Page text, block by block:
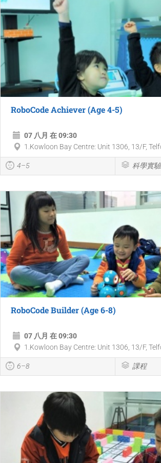
RoboCode Achiever (Age 4-5)
07 八月 在 09:30
1.Kowloon Bay Centre: Unit 1306, 13/F,
4–5 科學實驗
RoboCode Builder (Age 6-8)
07 八月 在 09:30
1.Kowloon Bay Centre: Unit 1306, 13/F,
6–8 課程